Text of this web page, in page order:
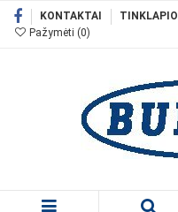
KONTAKTAI
Pažymėti (0)